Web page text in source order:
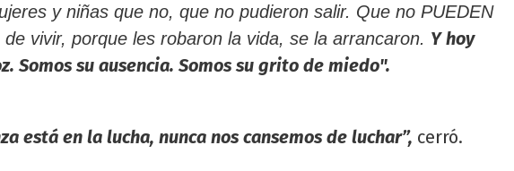
y niñas que no, que no pudieron salir. Que no PUEDEN
vivir, porque les robaron la vida, se la arrancaron. Y hoy
Somos su ausencia. Somos su grito de miedo".
está en la lucha, nunca nos cansemos de luchar”, cerró.